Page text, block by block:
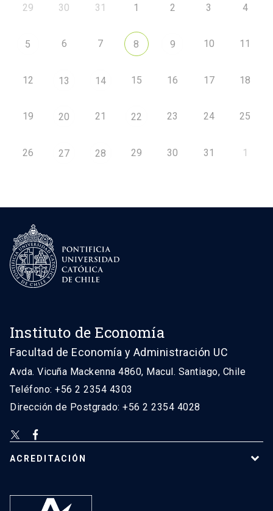
29 30 31 1 2 3 4
5 6 7 8 9 10 11
12 13 14 15 16 17 18
19 20 21 22 23 24 25
26 27 28 29 30 31 1
Instituto de Economía
Facultad de Economía y Administración UC
Avda. Vicuña Mackenna 4860, Macul. Santiago, Chile
Teléfono: +56 2 2354 4303
Dirección de Postgrado: +56 2 2354 4028
ACREDITACIÓN